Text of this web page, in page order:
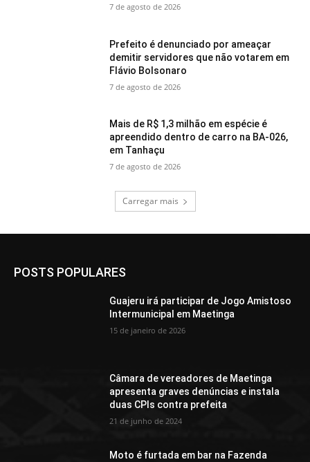
7 de agosto de 2026
Prefeito é denunciado por ameaçar
demitir servidores que não votarem em
Flávio Bolsonaro
7 de agosto de 2026
Mais de R$ 1,3 milhão em espécie é
apreendido dentro de carro na BA-026,
em Tanhaçu
7 de agosto de 2026
Carregar mais
POSTS POPULARES
Guajeru irá participar de Jogo Amistoso
Intermunicipal em Maetinga
15 de janeiro de 2026
Câmara de vereadores de Maetinga
apresenta graves denúncias e instala
duas CPIs contra prefeita
21 de junho de 2024
Moto é furtada em bar na Fazenda